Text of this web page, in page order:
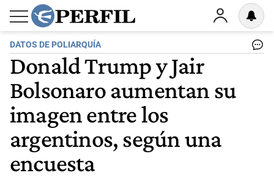
DATOS DE POLIARQUÍA
Donald Trump y Jair
Bolsonaro aumentan su
imagen entre los
argentinos, según una
encuesta